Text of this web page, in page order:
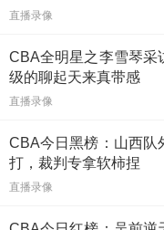
直播录像
CBA全明星之李雪琴采
级的聊起天来真带感
直播录像
CBA今日黑榜：山西队
打，裁判专拿软柿捏
直播录像